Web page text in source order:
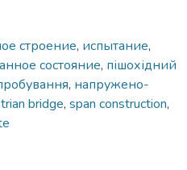
строение, испытание,
состояние, пішохідний
, напружено-
bridge, span construction,